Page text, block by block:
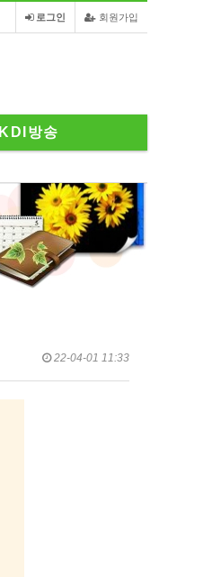
회원가입
로그인
KDI방송
22-04-01 11:33